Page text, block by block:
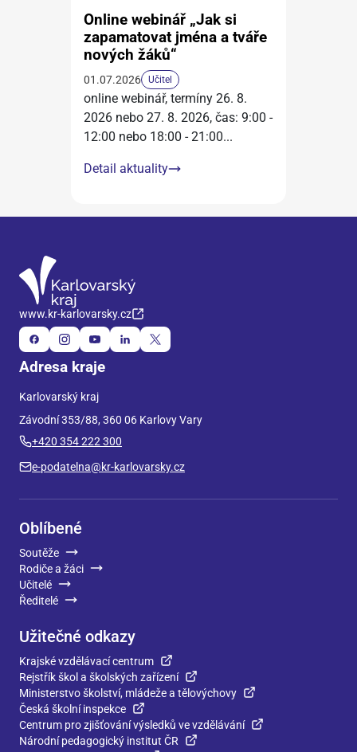
Online webinář „Jak si
zapamatovat jména a tváře
nových žáků“
01.07.2026 Učitel
online webinář, termíny 26. 8.
2026 nebo 27. 8. 2026, čas: 9:00 -
12:00 nebo 18:00 - 21:00...
Detail aktuality
www.kr-karlovarsky.cz
Adresa kraje
Karlovarský kraj
Závodní 353/88, 360 06 Karlovy Vary
+420 354 222 300
e-podatelna@kr-karlovarsky.cz
Oblíbené
Soutěže
Rodiče a žáci
Učitelé
Ředitelé
Užitečné odkazy
Krajské vzdělávací centrum
Rejstřík škol a školských zařízení
Ministerstvo školství, mládeže a tělovýchovy
Česká školní inspekce
Centrum pro zjišťování výsledků ve vzdělávání
Národní pedagogický institut ČR